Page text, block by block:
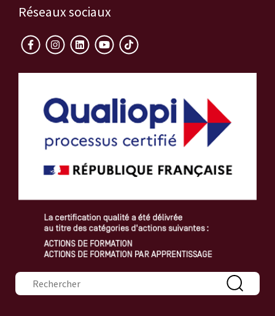
Réseaux sociaux
Formulaire de recherche